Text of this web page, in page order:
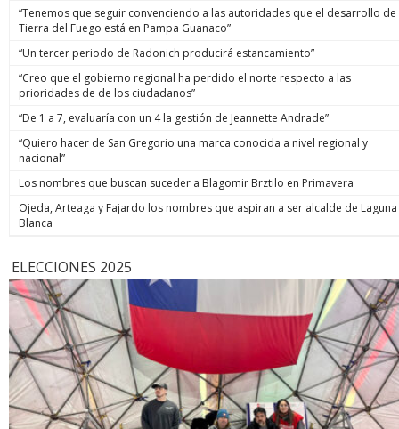
“Tenemos que seguir convenciendo a las autoridades que el desarrollo de
Tierra del Fuego está en Pampa Guanaco”
“Un tercer periodo de Radonich producirá estancamiento”
“Creo que el gobierno regional ha perdido el norte respecto a las
prioridades de de los ciudadanos”
“De 1 a 7, evaluaría con un 4 la gestión de Jeannette Andrade”
“Quiero hacer de San Gregorio una marca conocida a nivel regional y
nacional”
Los nombres que buscan suceder a Blagomir Brztilo en Primavera
Ojeda, Arteaga y Fajardo los nombres que aspiran a ser alcalde de Laguna
Blanca
ELECCIONES 2025